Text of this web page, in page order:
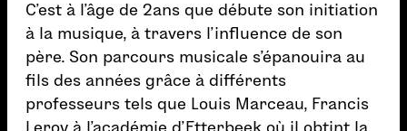
C’est à l’âge de 2ans que débute son initiation
à la musique, à travers l’influence de son
père. Son parcours musicale s’épanouira au
fils des années grâce à différents
professeurs tels que Louis Marceau, Francis
Leroy à l’académie d’Etterbeek où il obtint la